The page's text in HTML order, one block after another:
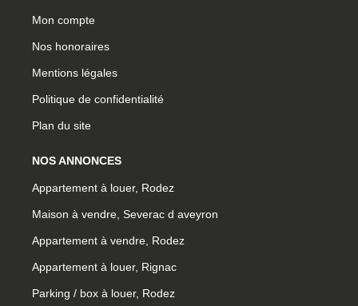
Mon compte
Nos honoraires
Mentions légales
Politique de confidentialité
Plan du site
NOS ANNONCES
Appartement à louer, Rodez
Maison à vendre, Severac d aveyron
Appartement à vendre, Rodez
Appartement à louer, Rignac
Parking / box à louer, Rodez